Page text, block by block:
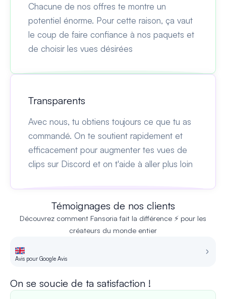
Chacune de nos offres te montre un
potentiel énorme. Pour cette raison, ça vaut
le coup de faire confiance à nos paquets et
de choisir les vues désirées
Transparents
Avec nous, tu obtiens toujours ce que tu as
commandé. On te soutient rapidement et
efficacement pour augmenter tes vues de
clips sur Discord et on t'aide à aller plus loin
Témoignages de nos clients
Découvrez comment Fansoria fait la différence ⚡ pour les
créateurs du monde entier
Avis pour Google Avis
On se soucie de ta satisfaction !